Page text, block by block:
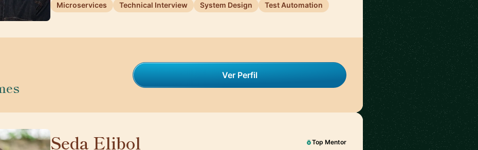
Microservices Technical Interview System Design Test Automation
Ver Perfil
Seda Elibol Top Mentor